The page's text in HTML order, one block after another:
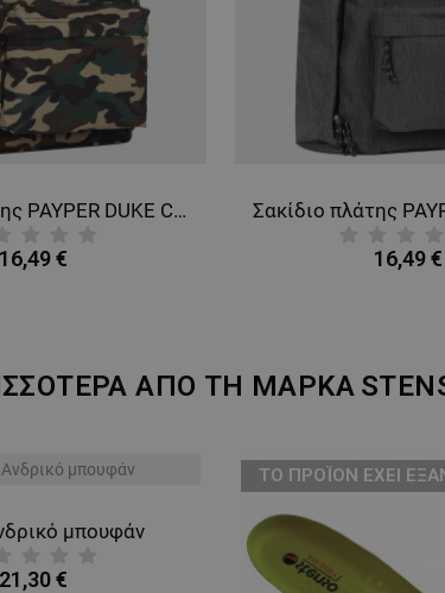
Σακίδιο πλάτης PAYPER DUKE CAMO 26L
16,49 € 16,49 €
ΑΠΟ ΤΗ ΜΑΡΚΑ
μπουφάν
21,30 €
ТΟ ΠΡΟΪΌΝ ΈΧΕΙ